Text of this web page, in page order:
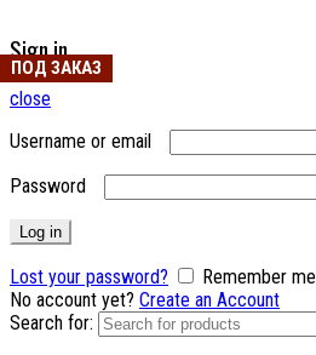
Sign in
close
Username or email
Password
Log in
Lost your password?
Remember me
No account yet? Create an Account
Search for:
ПОД ЗАКАЗ
ПОД ЗАКАЗ